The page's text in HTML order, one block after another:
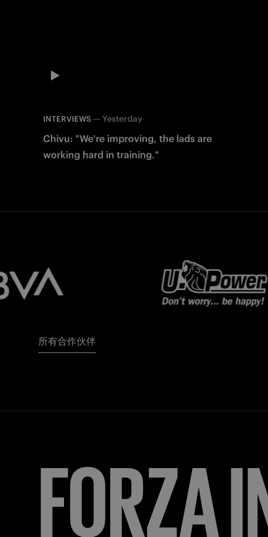
INTERVIEWS — Yesterday
Chivu: "We're improving, the lads are
working hard in training."
所有合作伙伴
FORZA